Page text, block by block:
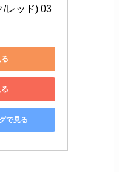
/レッド) 03
で見る